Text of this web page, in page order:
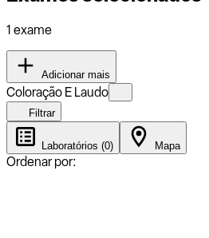
1 exame
Adicionar mais
Coloração E Laudo
Filtrar
Laboratórios (0) Mapa
Ordenar por: